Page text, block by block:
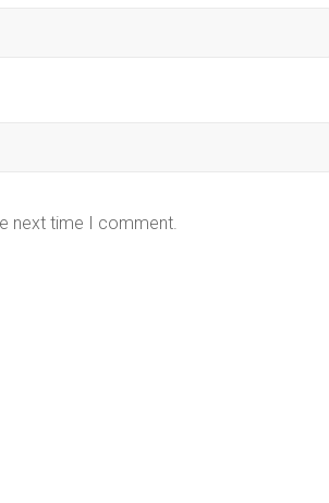
next time I comment.